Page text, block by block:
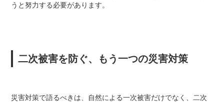
うと努力する必要があります。
二次被害を防ぐ、もう一つの災害対策
災害対策で語るべきは、自然による一次被害だけでなく、二次